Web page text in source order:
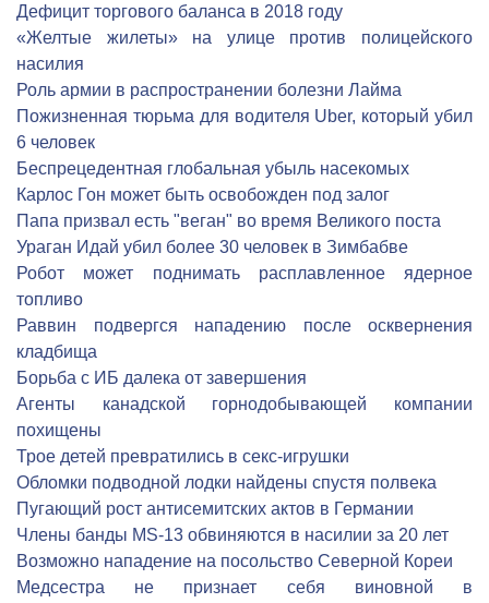
Дефицит торгового баланса в 2018 году
«Желтые жилеты» на улице против полицейского
насилия
Роль армии в распространении болезни Лайма
Пожизненная тюрьма для водителя Uber, который убил
6 человек
Беспрецедентная глобальная убыль насекомых
Карлос Гон может быть освобожден под залог
Папа призвал есть "веган" во время Великого поста
Ураган Идай убил более 30 человек в Зимбабве
Робот может поднимать расплавленное ядерное
топливо
Раввин подвергся нападению после осквернения
кладбища
Борьба с ИБ далека от завершения
Агенты канадской горнодобывающей компании
похищены
Трое детей превратились в секс-игрушки
Обломки подводной лодки найдены спустя полвека
Пугающий рост антисемитских актов в Германии
Члены банды MS-13 обвиняются в насилии за 20 лет
Возможно нападение на посольство Северной Кореи
Медсестра не признает себя виновной в